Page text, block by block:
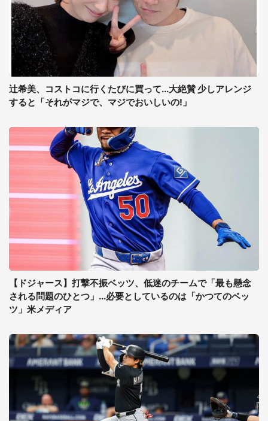
辻希美、コストコに行くたびに買って...大絶賛 少しアレンジ
すると「それがマジで、マジでおいしいの!」
【ドジャース】打撃不振ベッツ、低迷のチームで「最も懸念
される問題のひとつ」...必要としているのは「かつてのベッ
ツ」米メディア